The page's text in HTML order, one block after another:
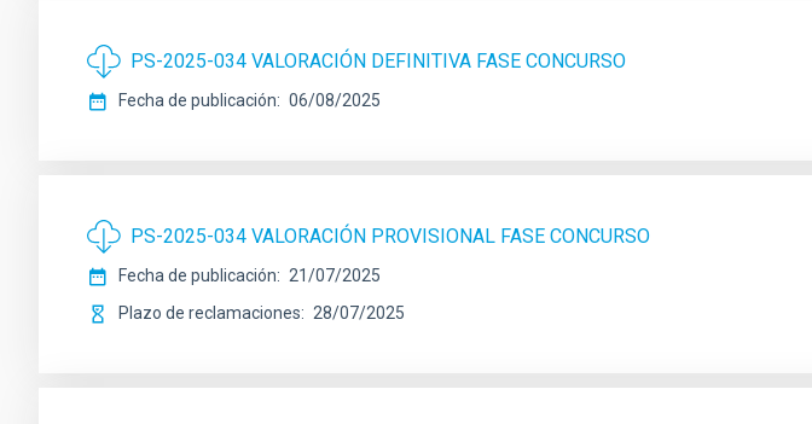
PS-2025-034 VALORACIÓN DEFINITIVA FASE CONCURSO
Fecha de publicación 06/08/2025
PS-2025-034 VALORACIÓN PROVISIONAL FASE CONCURSO
Fecha de publicación
21/07/2025
Plazo de reclamaciones
28/07/2025